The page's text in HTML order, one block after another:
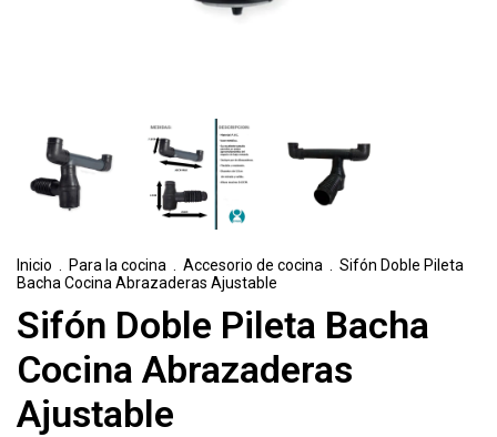
Inicio Para la cocina Accesorio de cocina
Sifón Doble Pileta
Bacha Cocina Abrazaderas Ajustable
Sifón Doble Pileta Bacha
Cocina Abrazaderas
Ajustable